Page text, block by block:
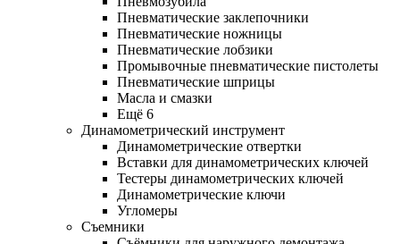
Пневматические заклепочники
Пневматические ножницы
Пневматические лобзики
Промывочные пневматические пистолеты
Пневматические шприцы
Масла и смазки
Ещё 6
Динамометрический инструмент
Динамометрические отвертки
Вставки для динамометрических ключей
Тестеры динамометрических ключей
Динамометрические ключи
Угломеры
Съемники